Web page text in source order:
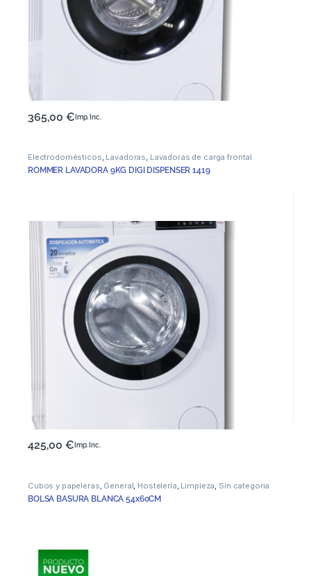
365,00€ Imp. Inc.
Electrodomésticos, Lavadoras, Lavadoras de carga frontal
ROMMER LAVADORA 9KG DIGI DISPENSER 1419
425,00€ Imp. Inc.
Cubos y papeleras General Hostelería Limpieza Sin categoria
BOLSA BASURA BLANCA 54x60CM